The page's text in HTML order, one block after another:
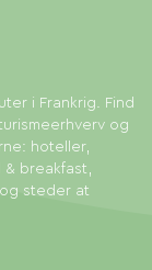
i Frankrig. Find
og
hoteller,
breakfast,
steder at